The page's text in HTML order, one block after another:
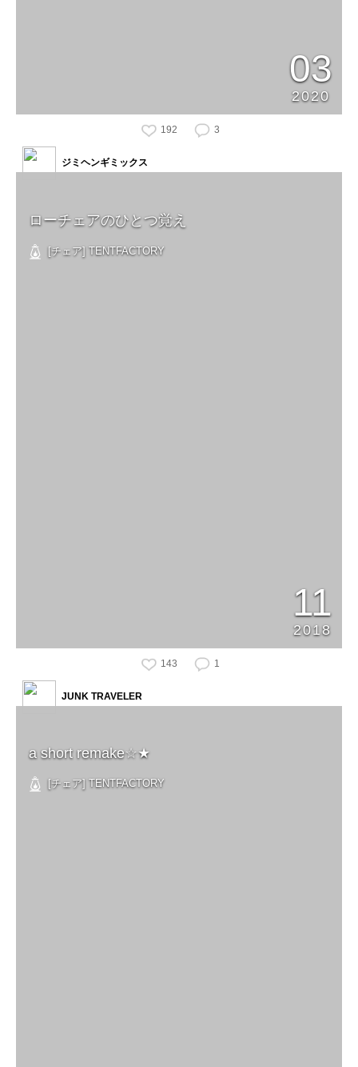
03
2020
192 3
ローチェアのひとつ覚え
[チェア] TENTFACTORY
11
2018
ジミヘンギミックス
143 1
a short remake☆★
[チェア] TENTFACTORY
JUNK TRAVELER